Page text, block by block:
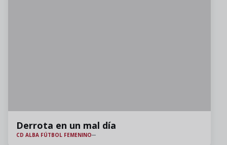
Derrota en un mal día
CD ALBA FÚTBOL FEMENINO